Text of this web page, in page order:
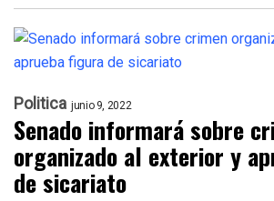
Politica junio 9, 2022
Senado informará sobre
organizado al exterior y
de sicariato